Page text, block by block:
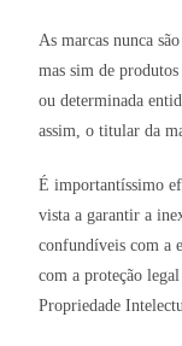
As marcas nunca
mas sim de
ou determinada
assim, o titular da
É importantíssimo
vista a garantir a
confundíveis com a
com a proteção
Propriedade